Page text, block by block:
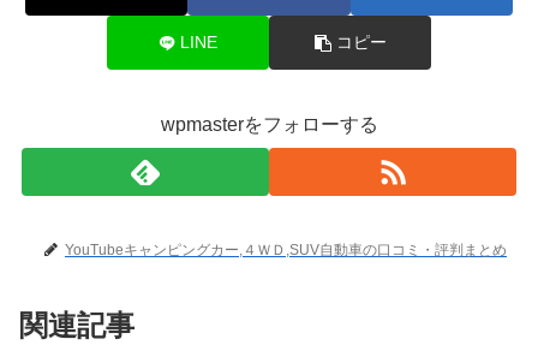
LINE コピー
wpmasterをフォローする
YouTubeキャンピングカー,４ＷＤ,SUV自動車の口コミ・評判まとめ
関連記事